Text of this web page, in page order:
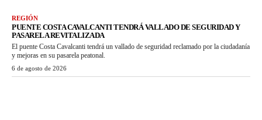
REGIÓN
PUENTE COSTA CAVALCANTI TENDRÁ VALLADO DE SEGURIDAD Y
PASARELA REVITALIZADA
El puente Costa Cavalcanti tendrá un vallado de seguridad reclamado por la ciudadanía
y mejoras en su pasarela peatonal.
6 de agosto de 2026